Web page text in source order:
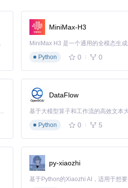
块结合历史价格数据、天气情况和经
Built in Rust for speed. Get Started
MiniMax-H3
Python
0 0
MoE）模型，具备原生视觉理解能力，并支持 100 万 token 的上下文窗口。
DataFlow
基于大模型算子和工作流的高效文本
Python
0 5
py-xiaozhi